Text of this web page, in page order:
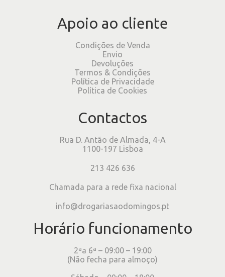
Apoio ao cliente
Condições de Venda
Envio
Devoluções
Termos & Condições
Política de Privacidade
Política de Cookies
Contactos
Rua D. Antão de Almada, 4-A
1100-197 Lisboa
213 426 636
Chamada para a rede fixa nacional
info@drogariasaodomingos.pt
Horário funcionamento
2ªa 6ª – 09:00 – 19:00
(Não fecha para almoço)